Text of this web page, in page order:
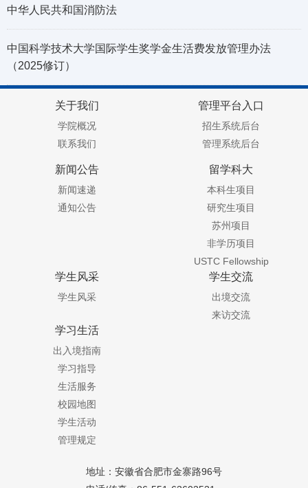
中华人民共和国消防法
中国科学技术大学国际学生奖学金生活费发放管理办法
（2025修订）
关于我们
学院概况
联系我们
管理平台入口
招生系统后台
管理系统后台
新闻公告
新闻速递
通知公告
留学科大
本科生项目
研究生项目
苏州项目
非学历项目
USTC Fellowship
学生风采
学生风采
学生交流
出境交流
来访交流
学习生活
出入境指南
学习指导
生活服务
校园地图
学生活动
管理规定
地址：安徽省合肥市金寨路96号